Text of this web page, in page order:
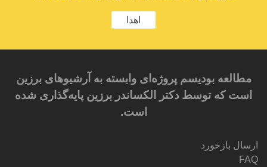
اهدا
مطالعه بودیسم پروژه‌ای وابسته به آرشیوهای برزین
است که توسط دکتر الکساندر برزین پایه‌گذاری شده
است.
ارسال بازخورد
FAQ